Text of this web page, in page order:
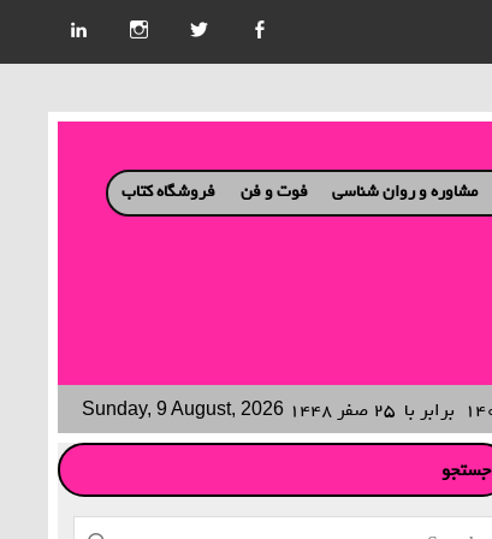
مشاوره و روان شناسی فوت و فن فروشگاه کتاب
برابر با ۲۵ صفر ۱۴۴۸ Sunday, 9 August, 2026
جستجو